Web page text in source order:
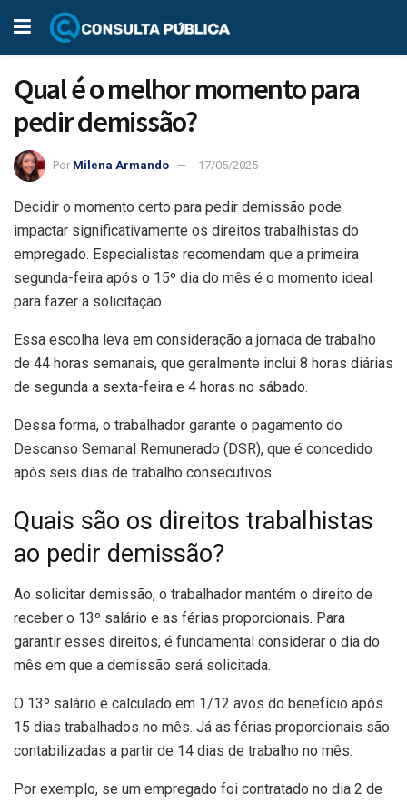
Qual é o melhor momento para
pedir demissão?
Por Milena Armando 17/05/2025
Decidir o momento certo para pedir demissão pode
impactar significativamente os direitos trabalhistas do
empregado. Especialistas recomendam que a primeira
segunda-feira após o 15º dia do mês é o momento ideal
para fazer a solicitação.
Essa escolha leva em consideração a jornada de trabalho
de 44 horas semanais, que geralmente inclui 8 horas diárias
de segunda a sexta-feira e 4 horas no sábado.
Dessa forma, o trabalhador garante o pagamento do
Descanso Semanal Remunerado (DSR), que é concedido
após seis dias de trabalho consecutivos.
Quais são os direitos trabalhistas
ao pedir demissão?
Ao solicitar demissão, o trabalhador mantém o direito de
receber o 13º salário e as férias proporcionais. Para
garantir esses direitos, é fundamental considerar o dia do
mês em que a demissão será solicitada.
O 13º salário é calculado em 1/12 avos do benefício após
15 dias trabalhados no mês. Já as férias proporcionais são
contabilizadas a partir de 14 dias de trabalho no mês.
Por exemplo, se um empregado foi contratado no dia 2 de